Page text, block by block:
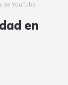
YouTube
en